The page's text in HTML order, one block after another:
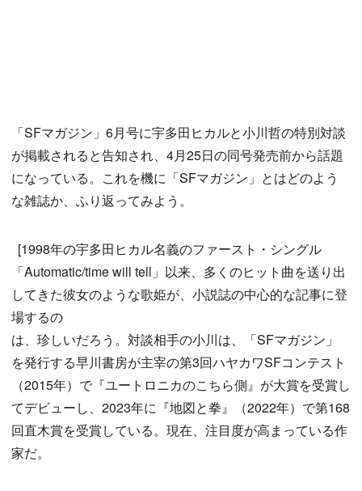
「SFマガジン」6月号に宇多田ヒカルと小川哲の特別対談
が掲載されると告知され、4月25日の同号発売前から話題
になっている。これを機に「SFマガジン」とはどのよう
な雑誌か、ふり返ってみよう。
[1998年の宇多田ヒカル名義のファースト・シングル
「Automatic/time will tell」以来、多くのヒット曲を送り出
してきた彼女のような歌姫が、小説誌の中心的な記事に登
場するの
は、珍しいだろう。対談相手の小川は、「SFマガジン」
を発行する早川書房が主宰の第3回ハヤカワSFコンテスト
（2015年）で『ユートロニカのこちら側』が大賞を受賞し
てデビューし、2023年に『地図と拳』（2022年）で第168
回直木賞を受賞している。現在、注目度が高まっている作
家だ。